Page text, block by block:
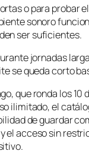
o para probar
sonoro
ser suficientes.
jornadas
se queda corto
que ronda los 10
ilimitado, el
de guardar
el acceso sin